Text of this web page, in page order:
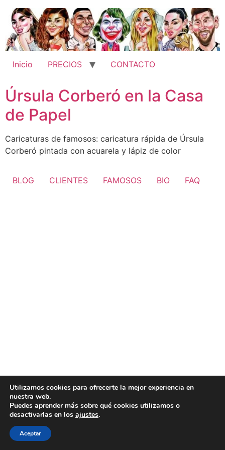
contenido
Inicio PRECIOS CONTACTO
Úrsula Corberó en la Casa
de Papel
Caricaturas de famosos: caricatura rápida de Úrsula
Corberó pintada con acuarela y lápiz de color
BLOG CLIENTES FAMOSOS BIO FAQ
Utilizamos cookies para ofrecerte la mejor experiencia en
nuestra web.
Puedes aprender más sobre qué cookies utilizamos o
desactivarlas en los ajustes.
Aceptar